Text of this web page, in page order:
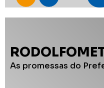
As promessas do